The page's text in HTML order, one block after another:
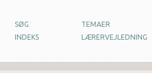
SØG TEMAER
INDEKS
LÆRERVEJLEDNING